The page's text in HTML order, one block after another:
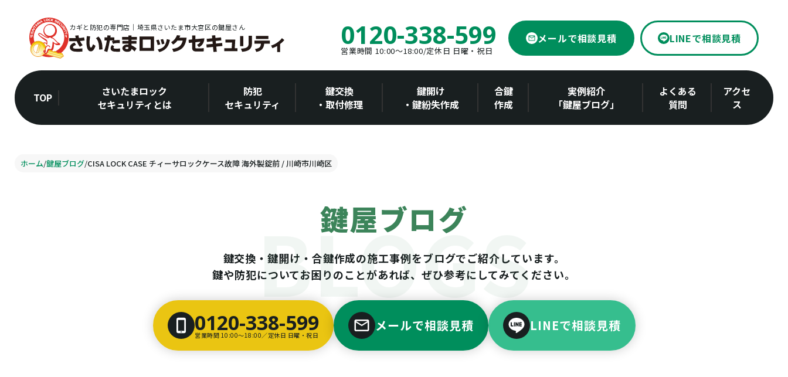
カギと防犯の専門店｜埼玉県さいたま市大宮区の鍵屋さん 0120-338-599
営業時間 10:00～18:00/定休日 日曜・祝日
メールで相談見積 LINEで相談見積
TOP
さいたまロック
セキュリティとは
防犯
セキュリティ
鍵交換
・取付修理
鍵開け
・鍵紛失作成
合鍵
作成
実例紹介
「鍵屋ブログ」
よくある
質問
アクセ
ス
ホーム/鍵屋ブログ/CISA LOCK CASE チィーサロックケース故障 海外製錠前 / 川崎市川崎区
鍵屋ブログ
鍵交換・鍵開け・合鍵作成の施工事例をブログでご紹介しています。
鍵や防犯についてお困りのことがあれば、ぜひ参考にしてみてください。
0120-338-599
営業時間 10:00〜18:00／定休日 日曜・祝日
メールで相談見積 LINEで相談見積